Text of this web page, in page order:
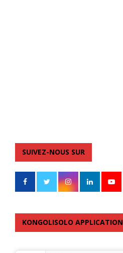
SUIVEZ-NOUS SUR
KONGOLISOLO APPLICATION